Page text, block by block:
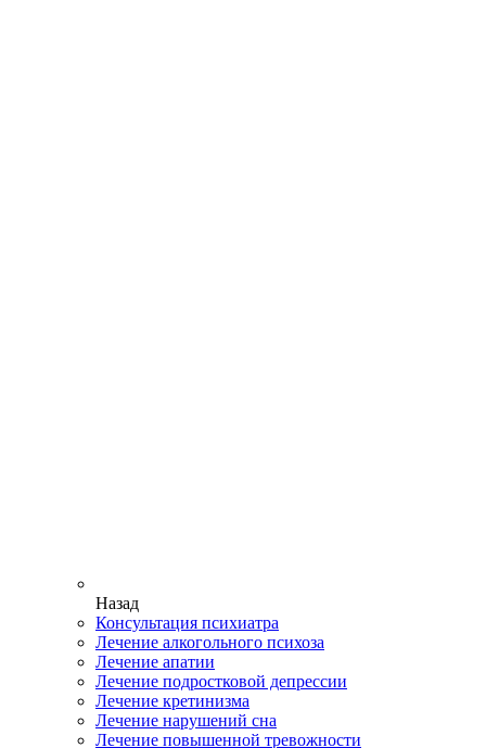
Назад
Консультация психиатра
Лечение алкогольного психоза
Лечение апатии
Лечение подростковой депрессии
Лечение кретинизма
Лечение нарушений сна
Лечение повышенной тревожности